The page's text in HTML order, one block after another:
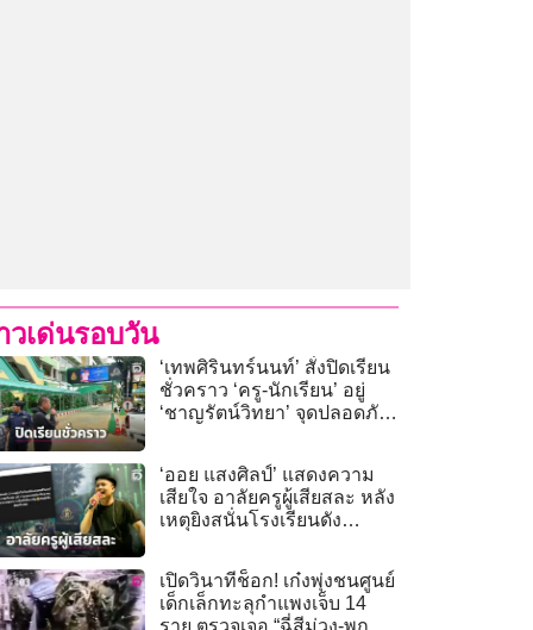
วเด่นรอบวัน
‘เทพศิรินทร์นนท์’ สั่งปิดเรียน
ชั่วคราว ‘ครู-นักเรียน’ อยู่
‘ชาญรัตน์วิทยา’ จุดปลอดภัย
‘ออย แสงศิลป์’ แสดงความ
เสียใจ อาลัยครูผู้เสียสละ หลัง
เหตุยิงสนั่นโรงเรียนดัง
เปิดวินาทีช็อก! เก๋งพุ่งชนศูนย์
เด็กเล็กทะลุกำแพงเจ็บ 14